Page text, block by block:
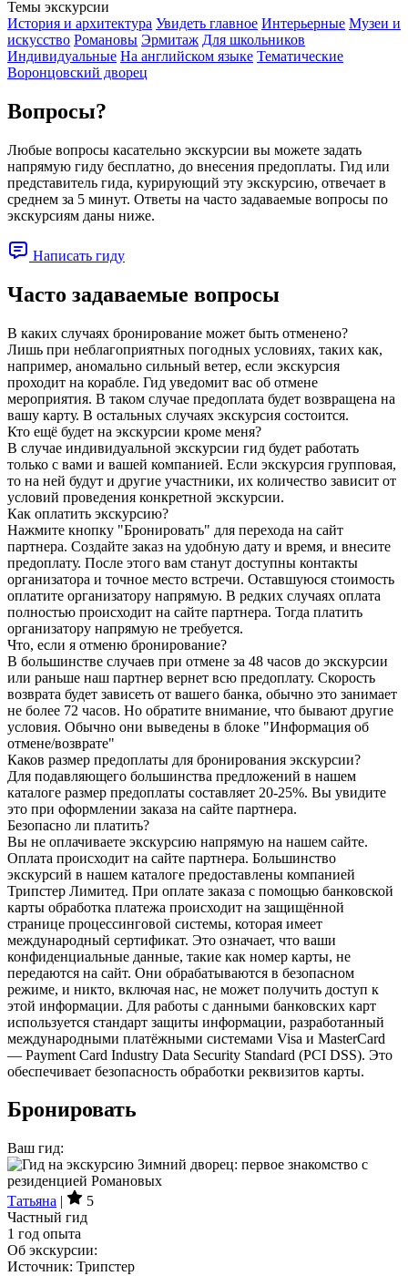
Темы экскурсии
История и архитектура Увидеть главное Интерьерные Музеи и
искусство Романовы Эрмитаж Для школьников
Индивидуальные На английском языке Тематические
Воронцовский дворец
Вопросы?
Любые вопросы касательно экскурсии вы можете задать
напрямую гиду бесплатно, до внесения предоплаты. Гид или
представитель гида, курирующий эту экскурсию, отвечает в
среднем за 5 минут. Ответы на часто задаваемые вопросы по
экскурсиям даны ниже.
Написать гиду
Часто задаваемые вопросы
В каких случаях бронирование может быть отменено?
Лишь при неблагоприятных погодных условиях, таких как,
например, аномально сильный ветер, если экскурсия
проходит на корабле. Гид уведомит вас об отмене
мероприятия. В таком случае предоплата будет возвращена на
вашу карту. В остальных случаях экскурсия состоится.
Кто ещё будет на экскурсии кроме меня?
В случае индивидуальной экскурсии гид будет работать
только с вами и вашей компанией. Если экскурсия групповая,
то на ней будут и другие участники, их количество зависит от
условий проведения конкретной экскурсии.
Как оплатить экскурсию?
Нажмите кнопку "Бронировать" для перехода на сайт
партнера. Создайте заказ на удобную дату и время, и внесите
предоплату. После этого вам станут доступны контакты
организатора и точное место встречи. Оставшуюся стоимость
оплатите организатору напрямую. В редких случаях оплата
полностью происходит на сайте партнера. Тогда платить
организатору напрямую не требуется.
Что, если я отменю бронирование?
В большинстве случаев при отмене за 48 часов до экскурсии
или раньше наш партнер вернет всю предоплату. Скорость
возврата будет зависеть от вашего банка, обычно это занимает
не более 72 часов. Но обратите внимание, что бывают другие
условия. Обычно они выведены в блоке "Информация об
отмене/возврате"
Каков размер предоплаты для бронирования экскурсии?
Для подавляющего большинства предложений в нашем
каталоге размер предоплаты составляет 20-25%. Вы увидите
это при оформлении заказа на сайте партнера.
Безопасно ли платить?
Вы не оплачиваете экскурсию напрямую на нашем сайте.
Оплата происходит на сайте партнера. Большинство
экскурсий в нашем каталоге предоставлены компанией
Трипстер Лимитед. При оплате заказа с помощью банковской
карты обработка платежа происходит на защищённой
странице процессинговой системы, которая имеет
международный сертификат. Это означает, что ваши
конфиденциальные данные, такие как номер карты, не
передаются на сайт. Они обрабатываются в безопасном
режиме, и никто, включая нас, не может получить доступ к
этой информации. Для работы с данными банковских карт
используется стандарт защиты информации, разработанный
международными платёжными системами Visa и MasterCard
— Payment Card Industry Data Security Standard (PCI DSS). Это
обеспечивает безопасность обработки реквизитов карты.
Бронировать
Ваш гид:
Татьяна |
5
Частный гид
1 год опыта
Об экскурсии:
Источник: Трипстер